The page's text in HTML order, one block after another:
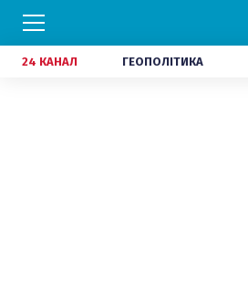
24 КАНАЛ ГЕОПОЛІТИКА